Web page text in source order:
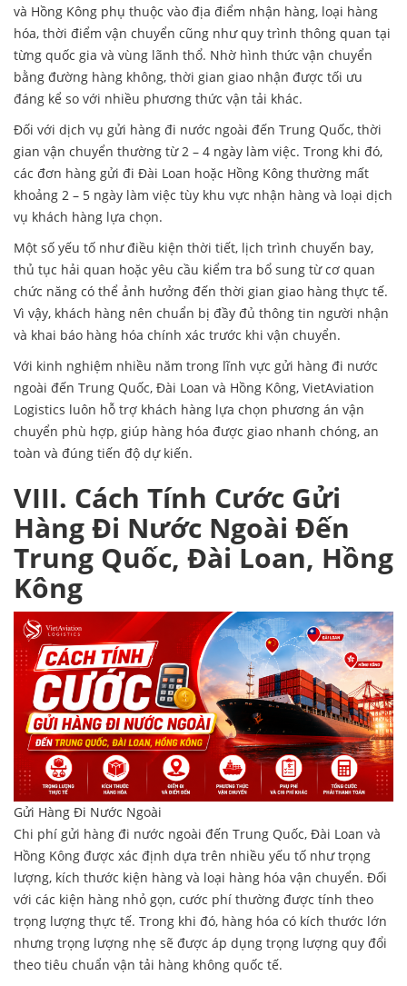
và Hồng Kông phụ thuộc vào địa điểm nhận hàng, loại hàng
hóa, thời điểm vận chuyển cũng như quy trình thông quan tại
từng quốc gia và vùng lãnh thổ. Nhờ hình thức vận chuyển
bằng đường hàng không, thời gian giao nhận được tối ưu
đáng kể so với nhiều phương thức vận tải khác.
Đối với dịch vụ gửi hàng đi nước ngoài đến Trung Quốc, thời
gian vận chuyển thường từ 2 – 4 ngày làm việc. Trong khi đó,
các đơn hàng gửi đi Đài Loan hoặc Hồng Kông thường mất
khoảng 2 – 5 ngày làm việc tùy khu vực nhận hàng và loại dịch
vụ khách hàng lựa chọn.
Một số yếu tố như điều kiện thời tiết, lịch trình chuyến bay,
thủ tục hải quan hoặc yêu cầu kiểm tra bổ sung từ cơ quan
chức năng có thể ảnh hưởng đến thời gian giao hàng thực tế.
Vì vậy, khách hàng nên chuẩn bị đầy đủ thông tin người nhận
và khai báo hàng hóa chính xác trước khi vận chuyển.
Với kinh nghiệm nhiều năm trong lĩnh vực gửi hàng đi nước
ngoài đến Trung Quốc, Đài Loan và Hồng Kông, VietAviation
Logistics luôn hỗ trợ khách hàng lựa chọn phương án vận
chuyển phù hợp, giúp hàng hóa được giao nhanh chóng, an
toàn và đúng tiến độ dự kiến.
VIII. Cách Tính Cước Gửi
Hàng Đi Nước Ngoài Đến
Trung Quốc, Đài Loan, Hồng
Kông
Gửi Hàng Đi Nước Ngoài
Chi phí gửi hàng đi nước ngoài đến Trung Quốc, Đài Loan và
Hồng Kông được xác định dựa trên nhiều yếu tố như trọng
lượng, kích thước kiện hàng và loại hàng hóa vận chuyển. Đối
với các kiện hàng nhỏ gọn, cước phí thường được tính theo
trọng lượng thực tế. Trong khi đó, hàng hóa có kích thước lớn
nhưng trọng lượng nhẹ sẽ được áp dụng trọng lượng quy đổi
theo tiêu chuẩn vận tải hàng không quốc tế.